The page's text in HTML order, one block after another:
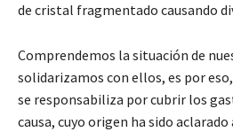
de cristal fragmentado causando
Comprendemos la situación de
solidarizamos con ellos, es por
se responsabiliza por cubrir los
causa, cuyo origen ha sido